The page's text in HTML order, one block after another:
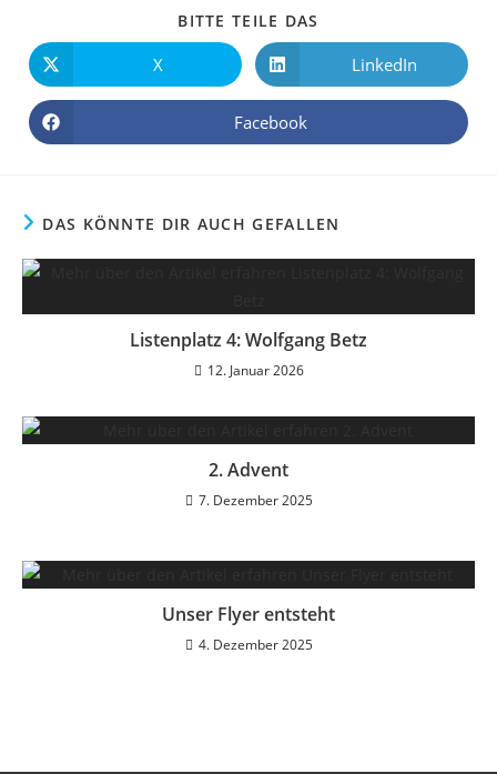
BITTE TEILE DAS
X LinkedIn
Facebook
DAS KÖNNTE DIR AUCH GEFALLEN
Listenplatz 4: Wolfgang Betz
12. Januar 2026
2. Advent
7. Dezember 2025
Unser Flyer entsteht
4. Dezember 2025